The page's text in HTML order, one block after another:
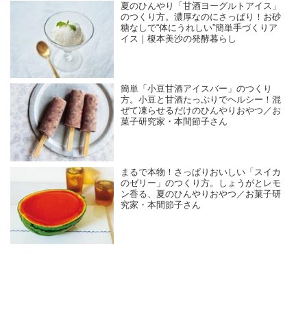
夏のひんやり「甘酒ヨーグルトアイス」
のつくり方。濃厚なのにさっぱり！お砂
糖なしで“体にうれしい”簡単手づくりア
イス｜榎本美沙の発酵暮らし
簡単「小豆甘酒アイスバー」のつくり
方。小豆と甘酒たっぷりでヘルシー！混
ぜて凍らせるだけのひんやりおやつ／お
菓子研究家・本間節子さん
まるで本物！さっぱりおいしい「スイカ
のゼリー」のつくり方。しょうがとレモ
ン香る、夏のひんやりおやつ／お菓子研
究家・本間節子さん